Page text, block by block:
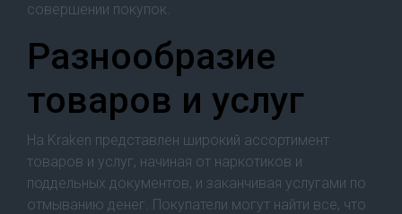
совершении покупок.
Разнообразие
товаров и услуг
На Kraken представлен широкий ассортимент
товаров и услуг, начиная от наркотиков и
поддельных документов, и заканчивая услугами по
отмыванию денег. Покупатели могут найти все, что